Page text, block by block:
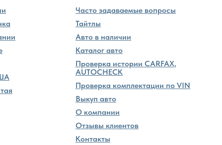
Часто задаваемые вопросы
Тайтлы
Авто в наличии
Каталог авто
Проверка истории CARFAX,
AUTOCHECK
Проверка комплектации по VIN
Выкуп авто
О компании
Отзывы клиентов
Контакты